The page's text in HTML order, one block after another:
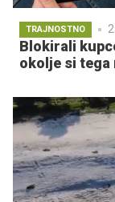
TRAJNOSTNO
Blokirali
okolje si tega